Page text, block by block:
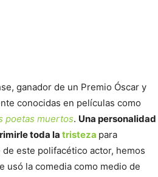
ganador de un Premio Óscar y
conocidas en películas como
poetas muertos. Una personalidad
toda la tristeza para
este polifacético actor, hemos
usó la comedia como medio de